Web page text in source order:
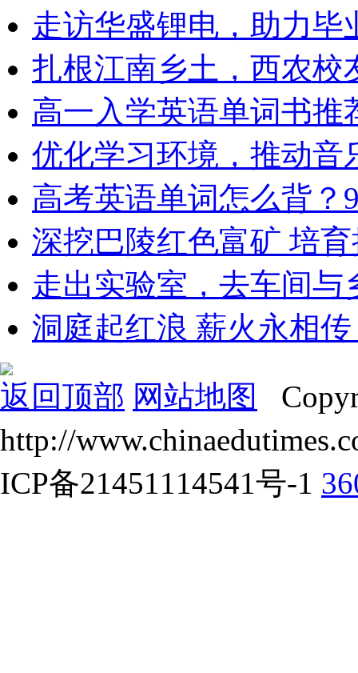
走访华盛锂电，助力毕
扎根江南乡土，西农校
高一入学英语单词书推
优化学习环境，推动音
高考英语单词怎么背？
深挖巴陵红色富矿 培
走出实验室，去车间与
洞庭起红浪 薪火永相
返回顶部 网站地图
http://
ICP备21451114541号-1